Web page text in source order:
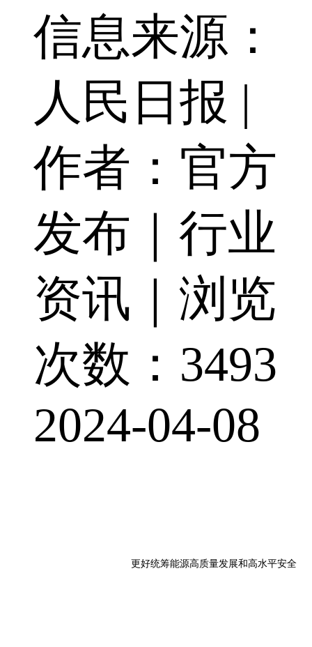
信息来源：
人民日报 |
作者：官方
发布｜行业
资讯｜浏览
次数：3493
2024-04-08
更好统筹能源高质量发展和高水平安全